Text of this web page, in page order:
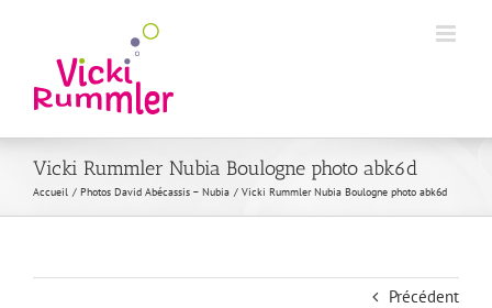
Vicki Rummler Nubia Boulogne photo abk6d
Accueil Photos David Abécassis – Nubia Vicki Rummler Nubia Boulogne photo abk6d
Précédent